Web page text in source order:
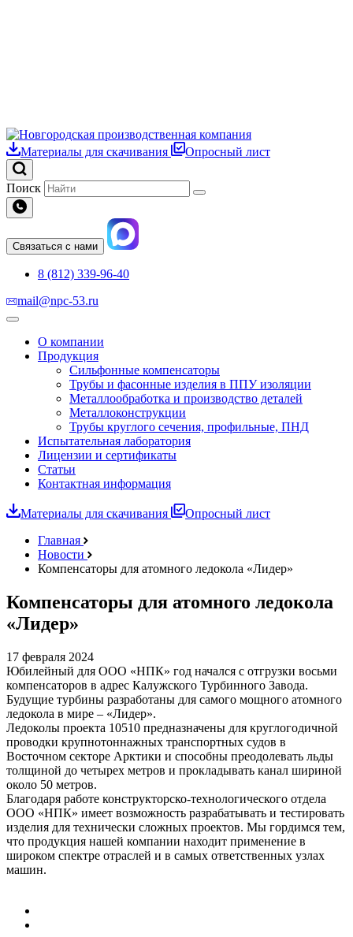
Материалы для скачивания Опросный лист
Поиск
Связаться с нами
8 (812) 339-96-40
mail@npc-53.ru
О компании
Продукция
Сильфонные компенсаторы
Трубы и фасонные изделия в ППУ изоляции
Металлообработка и производство деталей
Металлоконструкции
Трубы круглого сечения, профильные, ПНД
Испытательная лаборатория
Лицензии и сертификаты
Статьи
Контактная информация
Материалы для скачивания
Опросный лист
Главная
Новости
Компенсаторы для атомного ледокола «Лидер»
Компенсаторы для атомного ледокола
«Лидер»
17 февраля 2024
Юбилейный для ООО «НПК» год начался с отгрузки восьми
компенсаторов в адрес Калужского Турбинного Завода.
Будущие турбины разработаны для самого мощного атомного
ледокола в мире – «Лидер».
Ледоколы проекта 10510 предназначены для круглогодичной
проводки крупнотоннажных транспортных судов в
Восточном секторе Арктики и способны преодолевать льды
толщиной до четырех метров и прокладывать канал шириной
около 50 метров.
Благодаря работе конструкторско-технологического отдела
ООО «НПК» имеет возможность разрабатывать и тестировать
изделия для технически сложных проектов. Мы гордимся тем,
что продукция нашей компании находит применение в
широком спектре отраслей и в самых ответственных узлах
машин.